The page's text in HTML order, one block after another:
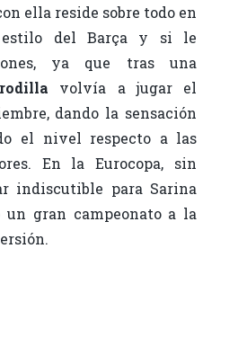
ella reside sobre todo en
estilo del Barça y si le
ya que tras una
volvía a jugar el
dando la sensación
el nivel respecto a las
En la Eurocopa, sin
indiscutible para Sarina
gran campeonato a la